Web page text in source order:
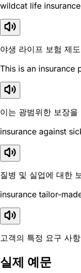
wildcat life
야생 라이프 보험 제도
This is an insurance
이는 광범위한 보장
insurance against
질병 및 실업에 대한
insurance tailor-
고객의 특정 요구 사
실제 예문